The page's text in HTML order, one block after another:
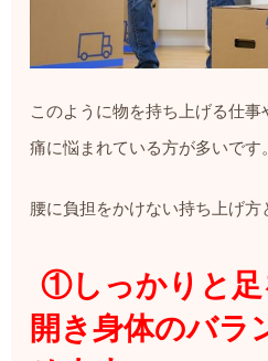
このように物を持ち上げる仕
痛に悩まれている方が多いです
腰に負担をかけない持ち上げ方
①しっかりと足
開き身体のバラ